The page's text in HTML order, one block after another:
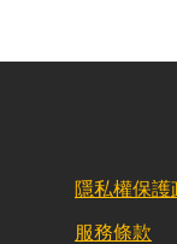
隱私權保護
服務條款